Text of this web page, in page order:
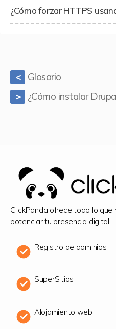
¿Cómo forzar HTTPS
< Glosario
> ¿Cómo instalar
ClickPanda ofrece todo lo
potenciar tu presencia digital:
Registro de dominios
SuperSitios
Alojamiento web